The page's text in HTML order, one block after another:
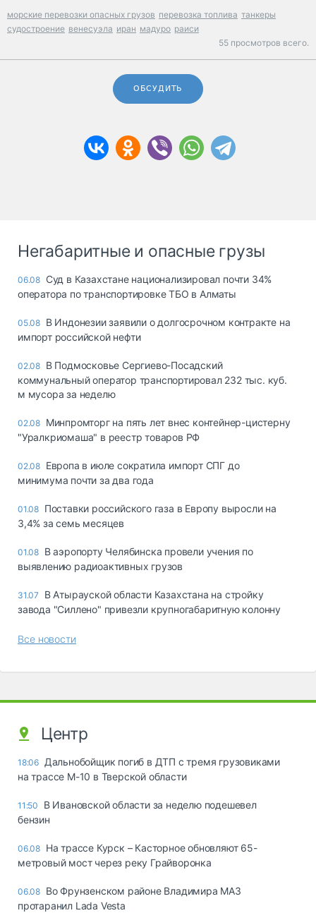
морские перевозки опасных грузов перевозка топлива танкеры
судостроение венесуэла иран мадуро раиси
55 просмотров всего.
ОБСУДИТЬ
Негабаритные и опасные грузы
06.08 Суд в Казахстане национализировал почти 34%
оператора по транспортировке ТБО в Алматы
05.08 В Индонезии заявили о долгосрочном контракте на
импорт российской нефти
02.08 В Подмосковье Сергиево-Посадский
коммунальный оператор транспортировал 232 тыс. куб.
м мусора за неделю
02.08 Минпромторг на пять лет внес контейнер-цистерну
"Уралкриомаша" в реестр товаров РФ
02.08 Европа в июле сократила импорт СПГ до
минимума почти за два года
01.08 Поставки российского газа в Европу выросли на
3,4% за семь месяцев
01.08 В аэропорту Челябинска провели учения по
выявлению радиоактивных грузов
31.07
В Атырауской области Казахстана на стройку
завода "Силлено" привезли крупногабаритную колонну
Все новости
Центр
18:06 Дальнобойщик погиб в ДТП с тремя грузовиками
на трассе М-10 в Тверской области
11:50
В Ивановской области за неделю подешевел
бензин
06.08 На трассе Курск – Касторное обновляют 65-
метровый мост через реку Грайворонка
06.08 Во Фрунзенском районе Владимира МАЗ
протаранил Lada Vesta